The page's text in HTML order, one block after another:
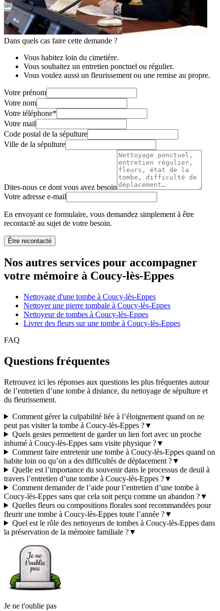
Dans quels cas faire cette demande ?
Vous habitez loin du cimetière.
Vous souhaitez un entretien ponctuel ou régulier.
Vous voulez aussi un fleurissement ou une remise au propre.
Votre prénom
Votre nom
Votre téléphone*
Votre mail
Code postal de la sépulture
Ville de la sépulture
Dites-nous ce dont vous avez besoin
Votre adresse e-mail
En envoyant ce formulaire, vous demandez simplement à être
recontacté au sujet de votre besoin.
Être recontacté
Nos autres services pour accompagner
votre mémoire à Coucy-lès-Eppes
Nettoyage d'une tombe à Coucy-lès-Eppes
Nettoyer une pierre tombale à Coucy-lès-Eppes
Nettoyeur de tombes à Coucy-lès-Eppes
Livrer des fleurs sur une tombe à Coucy-lès-Eppes
FAQ
Questions fréquentes
Retrouvez ici les réponses aux questions les plus fréquentes autour
de l’entretien d’une tombe à distance, du nettoyage de sépulture et
du fleurissement.
Comment gérer la culpabilité liée à l’éloignement quand on ne
peut pas visiter la tombe à Coucy-lès-Eppes ?▼
Quels gestes permettent de garder un lien fort avec un proche
inhumé à Coucy-lès-Eppes sans visite physique ?▼
Comment faire entretenir une tombe à Coucy-lès-Eppes quand on
habite loin ou qu’on a des difficultés de déplacement ?▼
Quelle est l’importance du souvenir dans le processus de deuil à
travers l’entretien d’une tombe à Coucy-lès-Eppes ?▼
Comment demander de l’aide pour l’entretien d’une tombe à
Coucy-lès-Eppes sans que cela soit perçu comme un abandon ?▼
Quelles fleurs ou compositions florales sont recommandées pour
fleurir une tombe à Coucy-lès-Eppes toute l’année ?▼
Quel est le rôle des nettoyeurs de tombes à Coucy-lès-Eppes dans
la préservation de la mémoire familiale ?▼
Je ne t'oublie pas